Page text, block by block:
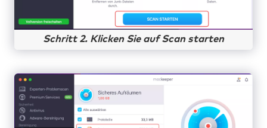
Schritt 2. Klicken Sie auf Scan starten